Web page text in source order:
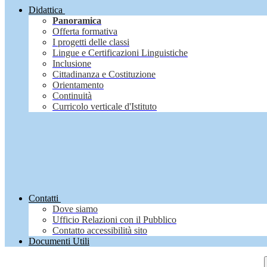
Didattica
Panoramica
Offerta formativa
I progetti delle classi
Lingue e Certificazioni Linguistiche
Inclusione
Cittadinanza e Costituzione
Orientamento
Continuità
Curricolo verticale d'Istituto
Contatti
Dove siamo
Ufficio Relazioni con il Pubblico
Contatto accessibilità sito
Documenti Utili